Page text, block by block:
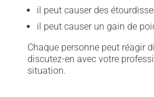
il peut causer des
il peut causer un gain de
Chaque personne peut réagir
discutez-en avec votre
situation.